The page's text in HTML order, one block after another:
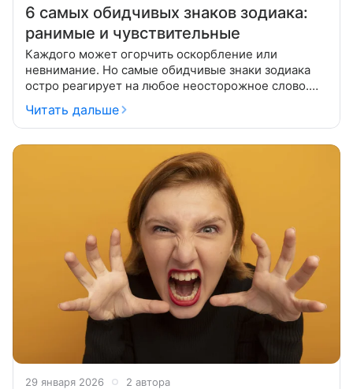
6 самых обидчивых знаков зодиака:
ранимые и чувствительные
Каждого может огорчить оскорбление или
невнимание. Но самые обидчивые знаки зодиака
остро реагирует на любое неосторожное слово.
Они впадают в уныние от критики, недостатка
внимания, неосторожных шуток. Самые
Читать дальше
29 января 2026 2 автора